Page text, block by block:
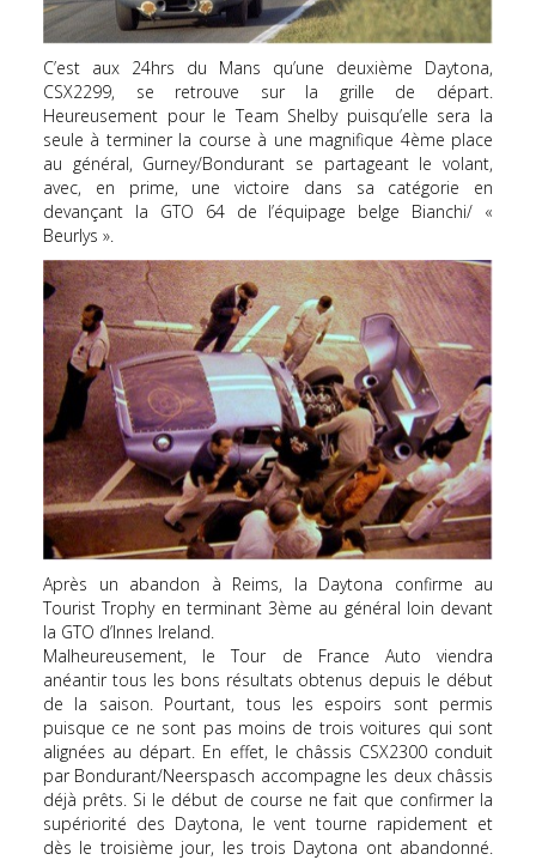
C’est aux 24hrs du Mans qu’une deuxième Daytona,
CSX2299, se retrouve sur la grille de départ.
Heureusement pour le Team Shelby puisqu’elle sera la
seule à terminer la course à une magnifique 4ème place
au général, Gurney/Bondurant se partageant le volant,
avec, en prime, une victoire dans sa catégorie en
devançant la GTO 64 de l’équipage belge Bianchi/ «
Beurlys ».
Après un abandon à Reims, la Daytona confirme au
Tourist Trophy en terminant 3ème au général loin devant
la GTO d’Innes Ireland.
Malheureusement, le Tour de France Auto viendra
anéantir tous les bons résultats obtenus depuis le début
de la saison. Pourtant, tous les espoirs sont permis
puisque ce ne sont pas moins de trois voitures qui sont
alignées au départ. En effet, le châssis CSX2300 conduit
par Bondurant/Neerspasch accompagne les deux châssis
déjà prêts. Si le début de course ne fait que confirmer la
supériorité des Daytona, le vent tourne rapidement et
dès le troisième jour, les trois Daytona ont abandonné.